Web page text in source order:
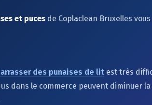
et puces de Coplaclean Bruxelles
des punaises de lit est très
dans le commerce peuvent diminuer